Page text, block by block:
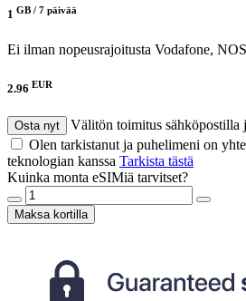
1 GB / 7 päivää
Ei ilman nopeusrajoitusta Vodafone, NOS
2.96 EUR
Osta nyt
Välitön toimitus sähköpostilla
Olen tarkistanut ja puhelimeni on
teknologian kanssa Tarkista tästä
Kuinka monta eSIMiä tarvitset?
Maksa kortilla